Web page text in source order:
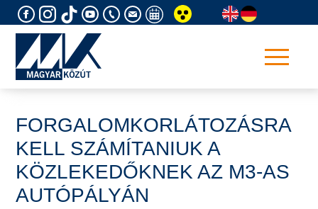
to
FORGALOMKORLÁTOZÁSRA
KELL SZÁMÍTANIUK A
KÖZLEKEDŐKNEK AZ M3-AS
AUTÓPÁLYÁN